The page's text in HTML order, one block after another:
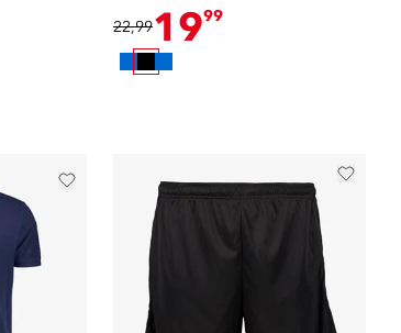
22,991999